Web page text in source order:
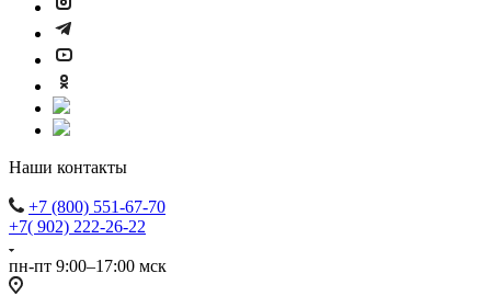
Наши контакты
+7 (800) 551-67-70
+7( 902) 222-26-22
пн-пт 9:00–17:00 мск